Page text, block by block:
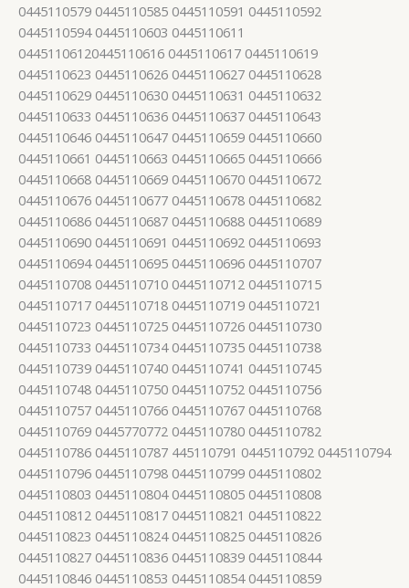
0445110579 0445110585 0445110591 0445110592
0445110594 0445110603 0445110611
04451106120445110616 0445110617 0445110619
0445110623 0445110626 0445110627 0445110628
0445110629 0445110630 0445110631 0445110632
0445110633 0445110636 0445110637 0445110643
0445110646 0445110647 0445110659 0445110660
0445110661 0445110663 0445110665 0445110666
0445110668 0445110669 0445110670 0445110672
0445110676 0445110677 0445110678 0445110682
0445110686 0445110687 0445110688 0445110689
0445110690 0445110691 0445110692 0445110693
0445110694 0445110695 0445110696 0445110707
0445110708 0445110710 0445110712 0445110715
0445110717 0445110718 0445110719 0445110721
0445110723 0445110725 0445110726 0445110730
0445110733 0445110734 0445110735 0445110738
0445110739 0445110740 0445110741 0445110745
0445110748 0445110750 0445110752 0445110756
0445110757 0445110766 0445110767 0445110768
0445110769 0445770772 0445110780 0445110782
0445110786 0445110787 445110791 0445110792 0445110794
0445110796 0445110798 0445110799 0445110802
0445110803 0445110804 0445110805 0445110808
0445110812 0445110817 0445110821 0445110822
0445110823 0445110824 0445110825 0445110826
0445110827 0445110836 0445110839 0445110844
0445110846 0445110853 0445110854 0445110859